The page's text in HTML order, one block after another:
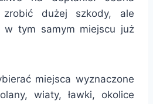
dużej szkody, ale
w tym samym miejscu już
miejsca wyznaczone
wiaty, ławki, okolice